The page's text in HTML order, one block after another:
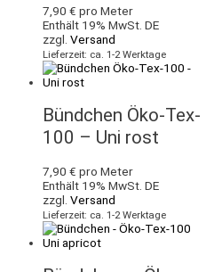
7,90 € pro Meter
Enthält 19% MwSt. DE
zzgl. Versand
Lieferzeit: ca. 1-2 Werktage
Bündchen Öko-Tex-
100 – Uni rost
7,90 € pro Meter
Enthält 19% MwSt. DE
zzgl. Versand
Lieferzeit: ca. 1-2 Werktage